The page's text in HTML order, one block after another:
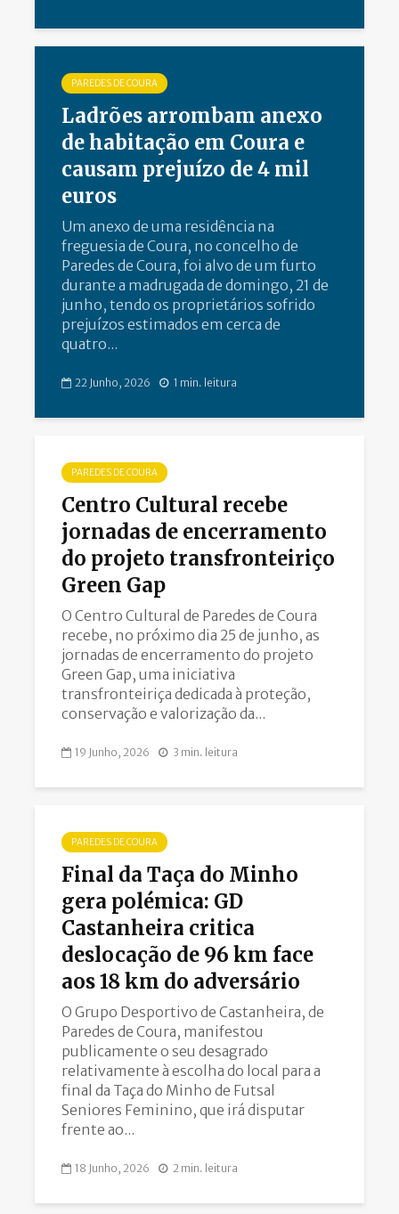
PAREDES DE COURA
Ladrões arrombam anexo
de habitação em Coura e
causam prejuízo de 4 mil
euros
Um anexo de uma residência na
freguesia de Coura, no concelho de
Paredes de Coura, foi alvo de um furto
durante a madrugada de domingo, 21 de
junho, tendo os proprietários sofrido
prejuízos estimados em cerca de
quatro...
22 Junho, 2026 1 min. leitura
PAREDES DE COURA
Centro Cultural recebe
jornadas de encerramento
do projeto transfronteiriço
Green Gap
O Centro Cultural de Paredes de Coura
recebe, no próximo dia 25 de junho, as
jornadas de encerramento do projeto
Green Gap, uma iniciativa
transfronteiriça dedicada à proteção,
conservação e valorização da...
19 Junho, 2026 3 min. leitura
PAREDES DE COURA
Final da Taça do Minho
gera polémica: GD
Castanheira critica
deslocação de 96 km face
aos 18 km do adversário
O Grupo Desportivo de Castanheira, de
Paredes de Coura, manifestou
publicamente o seu desagrado
relativamente à escolha do local para a
final da Taça do Minho de Futsal
Seniores Feminino, que irá disputar
frente ao...
18 Junho, 2026 2 min. leitura